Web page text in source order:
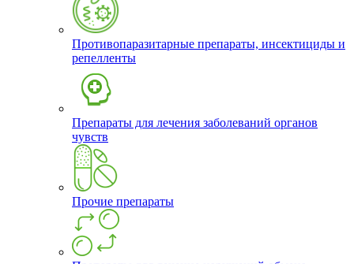
Противопаразитарные препараты, инсектициды и
репелленты
Препараты для лечения заболеваний органов
чувств
Прочие препараты